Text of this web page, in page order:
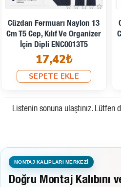
Cüzdan Fermuarı Naylon 13
Cm T5 Cep, Kılıf Ve Organizer
İçin Dipli ENC0013T5
17,42₺
SEPETE EKLE
Listenin sonuna ulaştınız. Lütfen
MONTAJ KALIPLARI MERKEZİ
Doğru Montaj Kalıbını